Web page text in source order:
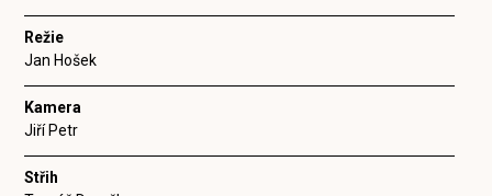
Režie
Jan Hošek
Kamera
Jiří Petr
Střih